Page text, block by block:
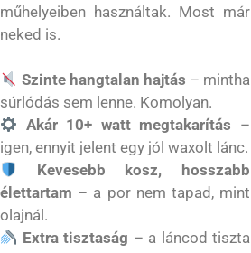
műhelyeiben használtak. Most már
neked is.
Szinte hangtalan hajtás – mintha
súrlódás sem lenne. Komolyan.
Akár 10+ watt megtakarítás –
igen, ennyit jelent egy jól waxolt lánc.
Kevesebb kosz, hosszabb
élettartam – a por nem tapad, mint
olajnál.
Extra tisztaság – a láncod tiszta